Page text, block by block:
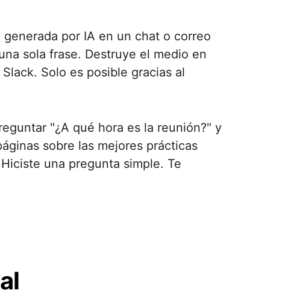
por IA en un chat o correo
sola frase. Destruye el medio en
Solo es posible gracias al
"¿A qué hora es la reunión?" y
sobre las mejores prácticas
una pregunta simple. Te